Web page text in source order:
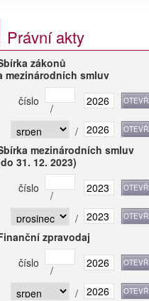
Právní akty
zákonů
mezinárodních smluv
číslo
/
/
mezinárodních smluv
31. 12. 2023)
číslo
/
/
zpravodaj
číslo
/
/